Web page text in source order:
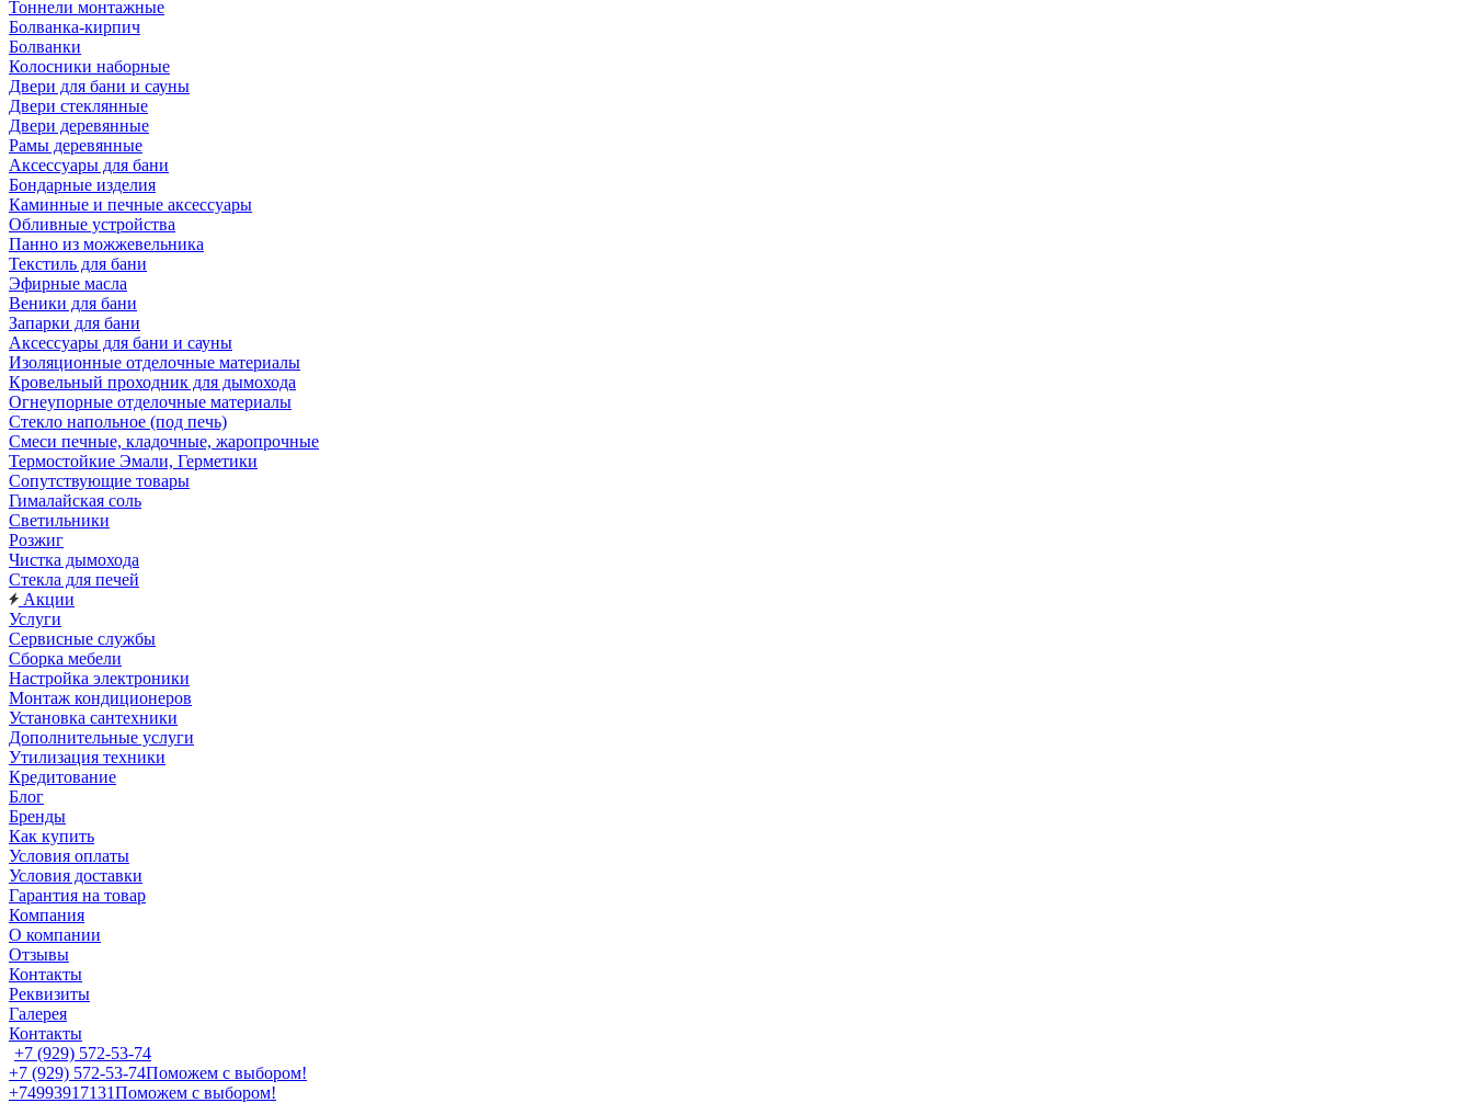
Тоннели монтажные
Болванка-кирпич
Болванки
Колосники наборные
Двери для бани и сауны
Двери стеклянные
Двери деревянные
Рамы деревянные
Аксессуары для бани
Бондарные изделия
Каминные и печные аксессуары
Обливные устройства
Панно из можжевельника
Текстиль для бани
Эфирные масла
Веники для бани
Запарки для бани
Аксессуары для бани и сауны
Изоляционные отделочные материалы
Кровельный проходник для дымохода
Огнеупорные отделочные материалы
Стекло напольное (под печь)
Смеси печные, кладочные, жаропрочные
Термостойкие Эмали, Герметики
Сопутствующие товары
Гималайская соль
Светильники
Розжиг
Чистка дымохода
Стекла для печей
Акции
Услуги
Сервисные службы
Сборка мебели
Настройка электроники
Монтаж кондиционеров
Установка сантехники
Дополнительные услуги
Утилизация техники
Кредитование
Блог
Бренды
Как купить
Условия оплаты
Условия доставки
Гарантия на товар
Компания
О компании
Отзывы
Контакты
Реквизиты
Галерея
Контакты
+7 (929) 572-53-74
+7 (929) 572-53-74Поможем с выбором!
+74993917131Поможем с выбором!